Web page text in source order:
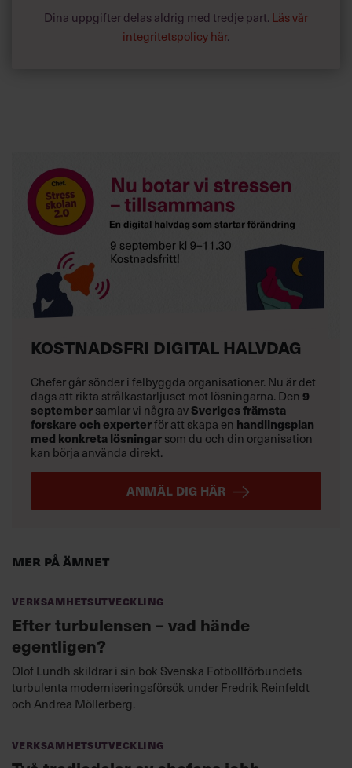
Dina uppgifter delas aldrig med tredje part. Läs vår
integritetspolicy här.
Mer på ämnet
Verksamhetsutveckling
Efter turbulensen – vad hände
egentligen?
Olof Lundh skildrar i sin bok Svenska Fotbollförbundets
turbulenta moderniseringsförsök under Fredrik Reinfeldt
och Andrea Möllerberg.
Verksamhetsutveckling
KOSTNADSFRI DIGITAL HALVDAG
Chefer går sönder i felbyggda organisationer. Nu är det
dags att rikta strålkastarljuset mot lösningarna. Den9
septembersamlar vi några avSveriges främsta
forskare och experterför att skapa en handlingsplan
med konkreta lösningarsom du och din organisation
kan börja använda direkt.
ANMÄL DIG HÄR